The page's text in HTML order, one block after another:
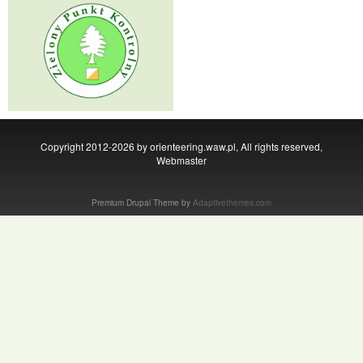
Copyright 2012-2026 by orienteering.waw.pl, All rights reserved,
Webmaster
Premium Drupal Theme by Adaptivethemes.com